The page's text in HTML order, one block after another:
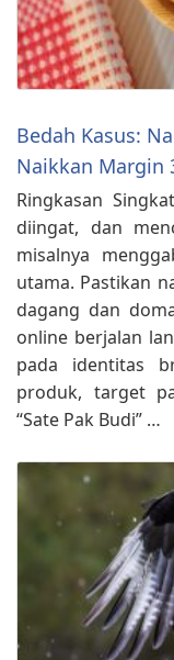
Bedah Kasus:
Naikkan Margin
Ringkasan
diingat, dan
misalnya
utama. Pastikan
dagang dan
online berjalan
pada identitas
produk, target
“Sate Pak Budi” …